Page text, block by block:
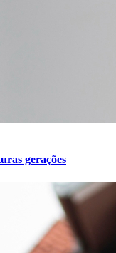
gerações